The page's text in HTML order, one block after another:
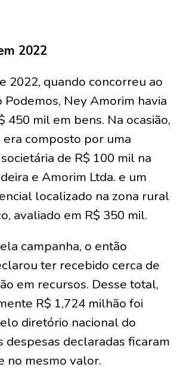
2022
2022, quando concorreu ao
Ney Amorim havia
450 mil em bens. Na ocasião,
composto por uma
de R$ 100 mil na
e Amorim Ltda. e um
localizado na zona rural
avaliado em R$ 350 mil.
campanha, o então
ter recebido cerca de
em recursos. Desse total,
R$ 1,724 milhão foi
diretório nacional do
despesas declaradas ficaram
no mesmo valor.